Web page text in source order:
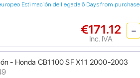
Estimación de llegada 6 Days from purchase
€171.12
Inc. IVA
- Honda CB1100 SF X11 2000-2003